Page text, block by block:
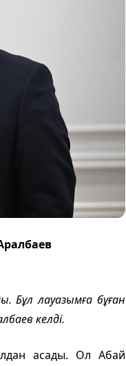
Бұл лауазымға бұған
келді.
асады. Ол Абай